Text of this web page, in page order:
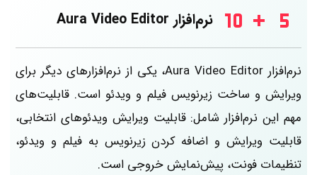
نرم‌افزار Aura Video Editor
نرم‌افزار Aura Video Editor، یکی از نرم‌افزارهای دیگر برای
ویرایش و ساخت زیرنویس فیلم و ویدئو است. قابلیت‌های
مهم این نرم‌افزار شامل: قابلیت ویرایش ویدئوهای انتخابی،
قابلیت ویرایش و اضافه کردن زیرنویس به فیلم و ویدئو،
تنظیمات فونت، پیش‌نمایش خروجی است.